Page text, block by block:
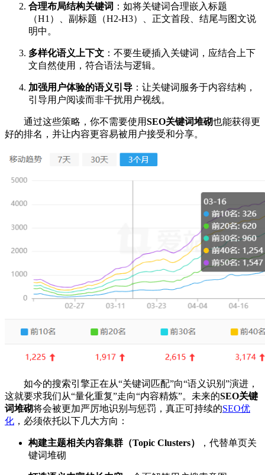
合理布局结构关键词 ：如将关键词合理嵌入标题
（H1）、副标题（H2-H3）、正文首段、结尾与图文说
明中。
多样化语义上下文 ：不要生硬插入关键词，应结合上下
文自然使用，符合语法与逻辑。
加强用户体验的语义引导 ：让关键词服务于内容结构，
引导用户阅读而非干扰用户视线。
通过这些策略，你不需要使用SEO关键词堆砌也能获得更
好的排名，并让内容更容易被用户接受和分享。
如今的搜索引擎正在从“关键词匹配”向“语义识别”演进，
这就要求我们从“量化重复”走向“内容精炼”。未来的SEO关键
词堆砌将会被更加严厉地识别与惩罚，真正可持续的SEO优
化 ，必须依托以下几大方向：
构建主题相关内容集群（Topic Clusters）
，代替单页关
键词堆砌